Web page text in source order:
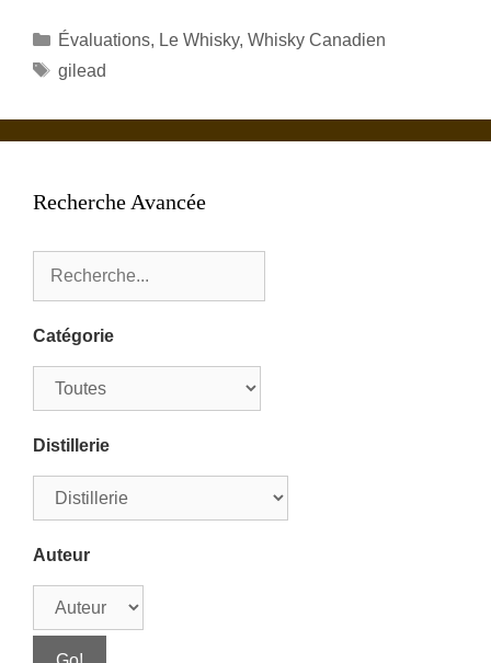
Catégories
Évaluations, Le Whisky, Whisky Canadien
Étiquettes
gilead
Recherche Avancée
Catégorie
Distillerie
Auteur